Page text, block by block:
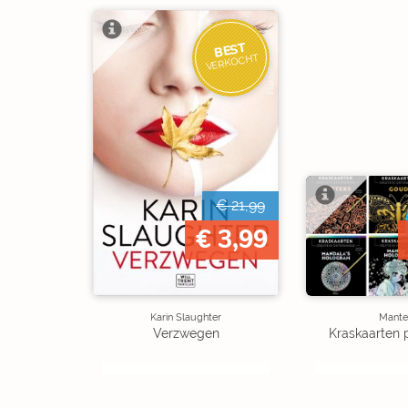
BEST
VERKOCHT
€ 21,99
€ 3,99
Karin Slaughter
Verzwegen Kraskaarten